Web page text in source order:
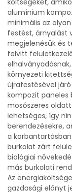
költségeket,
alumínium
minimális az
festést, árnyalást
megjelenésük és
felvitt
környezeti
újrafestésével
kompozit paneles
mosószeres
lehetséges, így
berendezésekre,
a
burkolat zárt
biológiai
más burkolati
Az
gazdasági előnyt